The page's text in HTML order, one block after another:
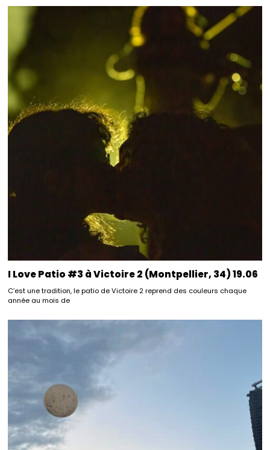
I Love Patio #3 à Victoire 2 (Montpellier, 34) 19.06
C’est une tradition, le patio de Victoire 2 reprend des couleurs chaque
année au mois de